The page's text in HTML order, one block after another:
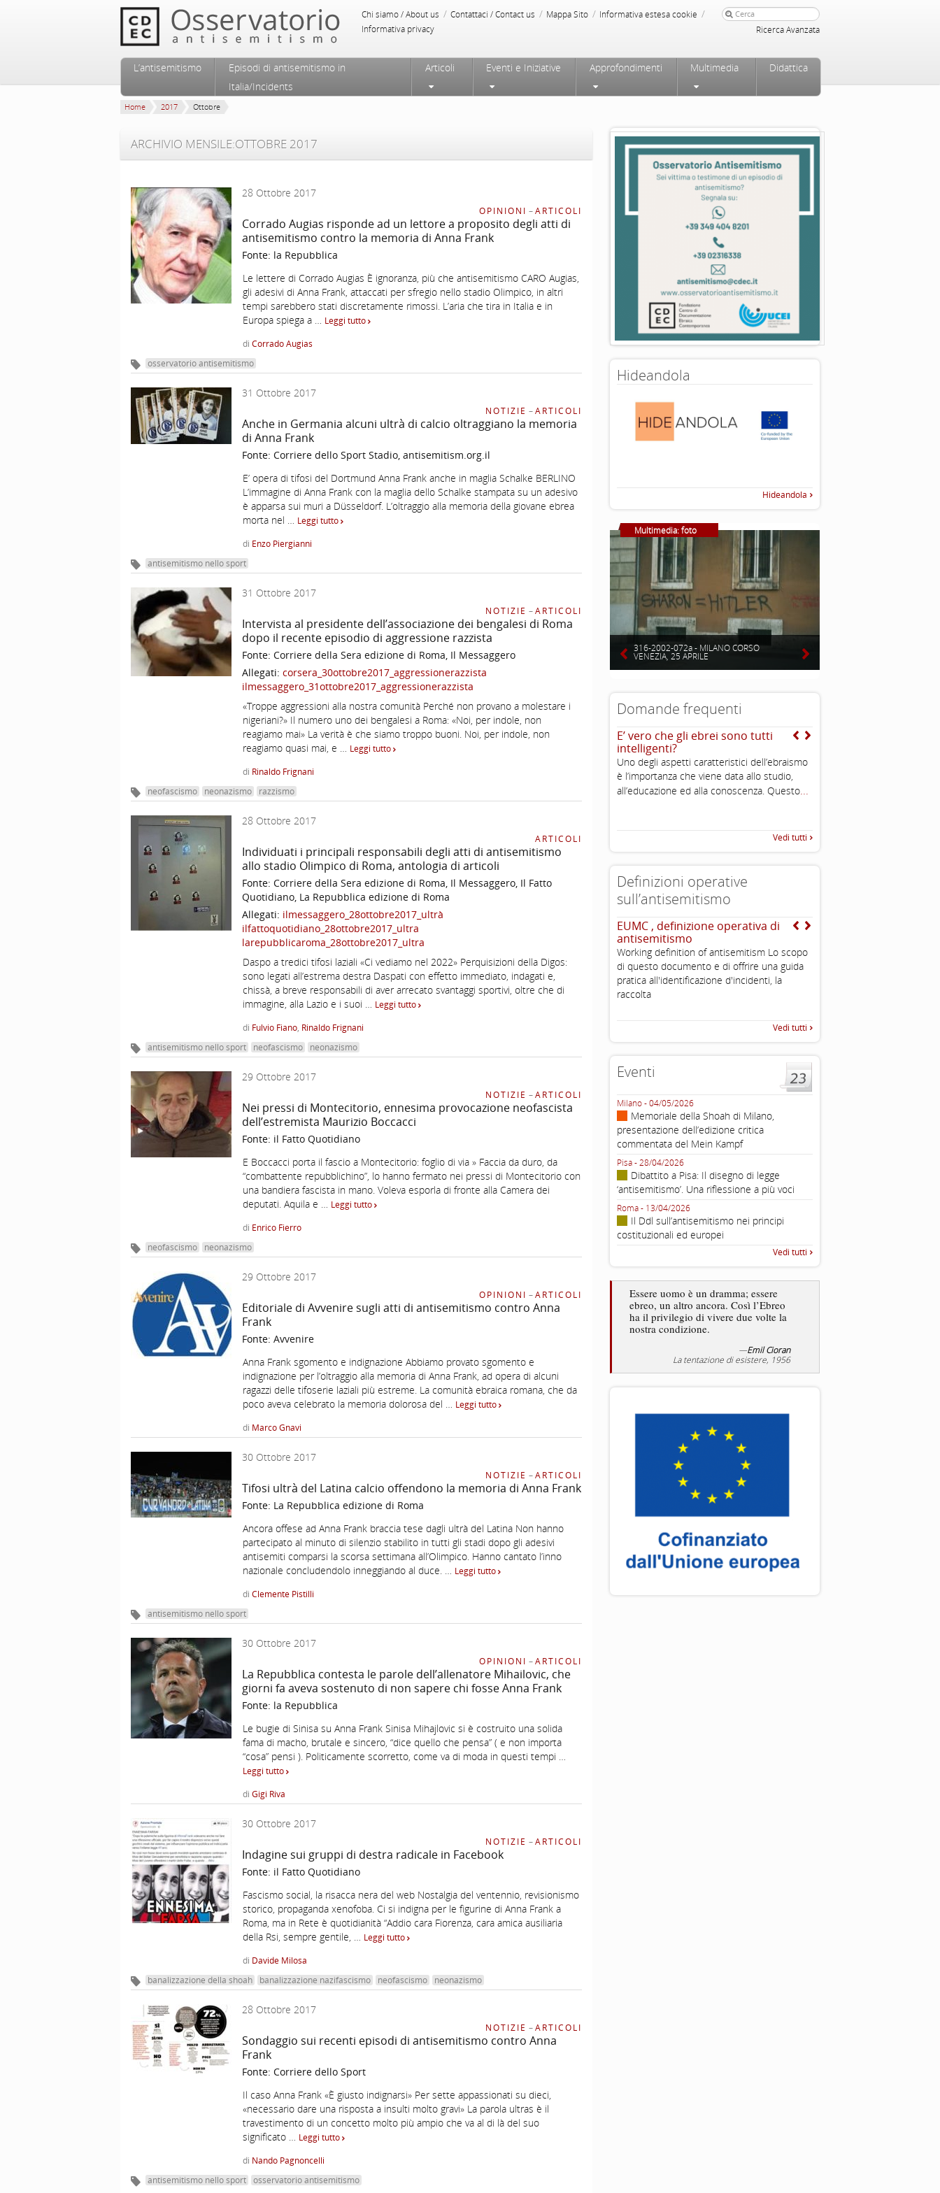
Chi siamo / About us / Contattaci / Contact us / Mappa Sito / Informativa estesa cookie /
Informativa privacy Ricerca Avanzata
Menu principale
Vai al contenuto principale
Vai al contenuto secondario
L’antisemitismo
Episodi di antisemitismo in
Italia/Incidents
Articoli Eventi e Iniziative Approfondimenti Multimedia Didattica
Home 2017 Ottobre
ARCHIVIO MENSILE:OTTOBRE 2017
28 Ottobre 2017
OPINIONI –ARTICOLI
Corrado Augias risponde ad un lettore a proposito degli atti di
antisemitismo contro la memoria di Anna Frank
Fonte: la Repubblica
Le lettere di Corrado Augias È ignoranza, più che antisemitismo CARO Augias,
gli adesivi di Anna Frank, attaccati per sfregio nello stadio Olimpico, in altri
tempi sarebbero stati discretamente rimossi. L’aria che tira in Italia e in
Europa spiega a … Leggi tutto
di Corrado Augias
osservatorio antisemitismo
31 Ottobre 2017
NOTIZIE –ARTICOLI
Anche in Germania alcuni ultrà di calcio oltraggiano la memoria
di Anna Frank
Fonte: Corriere dello Sport Stadio, antisemitism.org.il
E’ opera di tifosi del Dortmund Anna Frank anche in maglia Schalke BERLINO
L’immagine di Anna Frank con la maglia dello Schalke stampata su un adesivo
è apparsa sui muri a Düsseldorf. L’oltraggio alla memoria della giovane ebrea
morta nel … Leggi tutto
di Enzo Piergianni
antisemitismo nello sport
31 Ottobre 2017
NOTIZIE –ARTICOLI
Intervista al presidente dell’associazione dei bengalesi di Roma
dopo il recente episodio di aggressione razzista
Fonte: Corriere della Sera edizione di Roma, Il Messaggero
Allegati: corsera_30ottobre2017_aggressionerazzista
ilmessaggero_31ottobre2017_aggressionerazzista
«Troppe aggressioni alla nostra comunità Perché non provano a molestare i
nigeriani?» Il numero uno dei bengalesi a Roma: «Noi, per indole, non
reagiamo mai» La verità è che siamo troppo buoni. Noi, per indole, non
reagiamo quasi mai, e … Leggi tutto
di Rinaldo Frignani
neofascismo neonazismo razzismo
28 Ottobre 2017
ARTICOLI
Individuati i principali responsabili degli atti di antisemitismo
allo stadio Olimpico di Roma, antologia di articoli
Fonte: Corriere della Sera edizione di Roma, Il Messaggero, Il Fatto
Quotidiano, La Repubblica edizione di Roma
Allegati: ilmessaggero_28ottobre2017_ultrà
ilfattoquotidiano_28ottobre2017_ultra
larepubblicaroma_28ottobre2017_ultra
Daspo a tredici tifosi laziali «Ci vediamo nel 2022» Perquisizioni della Digos:
sono legati all’estrema destra Daspati con effetto immediato, indagati e,
chissà, a breve responsabili di aver arrecato svantaggi sportivi, oltre che di
immagine, alla Lazio e i suoi … Leggi tutto
di Fulvio Fiano, Rinaldo Frignani
antisemitismo nello sport neofascismo neonazismo
29 Ottobre 2017
NOTIZIE –ARTICOLI
Nei pressi di Montecitorio, ennesima provocazione neofascista
dell’estremista Maurizio Boccacci
Fonte: il Fatto Quotidiano
E Boccacci porta il fascio a Montecitorio: foglio di via » Faccia da duro, da
“combattente repubblichino”, lo hanno fermato nei pressi di Montecitorio con
una bandiera fascista in mano. Voleva esporla di fronte alla Camera dei
deputati. Aquila e … Leggi tutto
di Enrico Fierro
neofascismo neonazismo
29 Ottobre 2017
OPINIONI –ARTICOLI
Editoriale di Avvenire sugli atti di antisemitismo contro Anna
Frank
Fonte: Avvenire
Anna Frank sgomento e indignazione Abbiamo provato sgomento e
indignazione per l’oltraggio alla memoria di Anna Frank, ad opera di alcuni
ragazzi delle tifoserie laziali più estreme. La comunità ebraica romana, che da
poco aveva celebrato la memoria dolorosa del … Leggi tutto
di Marco Gnavi
30 Ottobre 2017
NOTIZIE –ARTICOLI
Tifosi ultrà del Latina calcio offendono la memoria di Anna Frank
Fonte: La Repubblica edizione di Roma
Ancora offese ad Anna Frank braccia tese dagli ultrà del Latina Non hanno
partecipato al minuto di silenzio stabilito in tutti gli stadi dopo gli adesivi
antisemiti comparsi la scorsa settimana all’Olimpico. Hanno cantato l’inno
nazionale concludendolo inneggiando al duce. … Leggi tutto
di Clemente Pistilli
antisemitismo nello sport
30 Ottobre 2017
OPINIONI –ARTICOLI
La Repubblica contesta le parole dell’allenatore Mihailovic, che
giorni fa aveva sostenuto di non sapere chi fosse Anna Frank
Fonte: la Repubblica
Le bugie di Sinisa su Anna Frank Sinisa Mihajlovic si è costruito una solida
fama di macho, brutale e sincero, “dice quello che pensa” ( e non importa
“cosa” pensi ). Politicamente scorretto, come va di moda in questi tempi …
Leggi tutto
di Gigi Riva
30 Ottobre 2017
NOTIZIE –ARTICOLI
Indagine sui gruppi di destra radicale in Facebook
Fonte: il Fatto Quotidiano
Fascismo social, la risacca nera del web Nostalgia del ventennio, revisionismo
storico, propaganda xenofoba. Ci si indigna per le figurine di Anna Frank a
Roma, ma in Rete è quotidianità “Addio cara Fiorenza, cara amica ausiliaria
della Rsi, sempre gentile, … Leggi tutto
di Davide Milosa
banalizzazione della shoah banalizzazione nazifascismo neofascismo neonazismo
28 Ottobre 2017
NOTIZIE –ARTICOLI
Sondaggio sui recenti episodi di antisemitismo contro Anna
Frank
Fonte: Corriere dello Sport
Il caso Anna Frank «È giusto indignarsi» Per sette appassionati su dieci,
«necessario dare una risposta a insulti molto gravi» La parola ultras è il
travestimento di un concetto molto più ampio che va al di là del suo
significato … Leggi tutto
di Nando Pagnoncelli
antisemitismo nello sport osservatorio antisemitismo
Hideandola
Hideandola
Multimedia: foto
316-2002-072a - MILANO CORSO
VENEZIA, 25 APRILE
Domande frequenti
E’ vero che gli ebrei sono tutti
intelligenti?
Uno degli aspetti caratteristici dell’ebraismo
è l’importanza che viene data allo studio,
all’educazione ed alla conoscenza. Questo...
Vedi tutti
Definizioni operative
sull’antisemitismo
EUMC , definizione operativa di
antisemitismo
Working definition of antisemitism Lo scopo
di questo documento e di offrire una guida
pratica all'identificazione d'incidenti, la
raccolta
Vedi tutti
Eventi
Milano - 04/05/2026
Memoriale della Shoah di Milano,
presentazione dell’edizione critica
commentata del Mein Kampf
Pisa - 28/04/2026
Dibattito a Pisa: Il disegno di legge
‘antisemitismo’. Una riflessione a più voci
Roma - 13/04/2026
Il Ddl sull’antisemitismo nei principi
costituzionali ed europei
Vedi tutti
Essere uomo è un dramma; essere
ebreo, un altro ancora. Così l’Ebreo
ha il privilegio di vivere due volte la
nostra condizione.
—Emil Cioran
La tentazione di esistere, 1956